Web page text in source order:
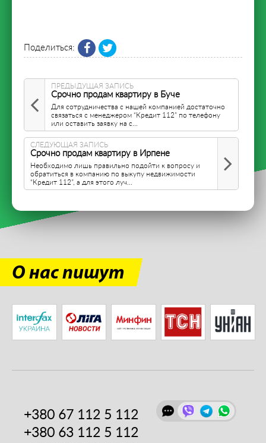
Поделиться:
ПРЕДЫДУЩАЯ ЗАПИСЬ
Срочно продам квартиру в Буче
Для сотрудничества с нашей компанией достаточно
связаться с менеджером “Кредит 112” по телефону
или оставить заявку на с...
СЛЕДУЮЩАЯ ЗАПИСЬ
Срочно продам квартиру в Ирпене
Необходимо лишь правильно подойти к вопросу и
обратиться в компанию по выкупу недвижимости
“Кредит 112”, а для этого луч...
О нас пишут
+380 67 112 5 112
+380 63 112 5 112